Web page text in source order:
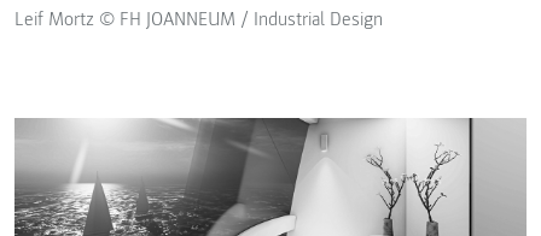
Leif Mortz © FH JOANNEUM / Industrial Design